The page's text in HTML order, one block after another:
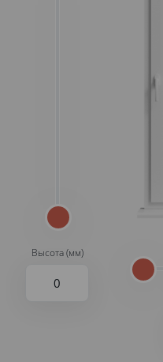
Высота (мм)